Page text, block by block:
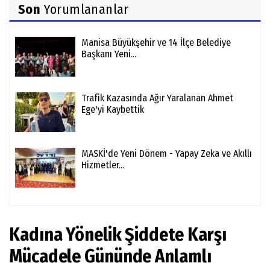
Son Yorumlananlar
Manisa Büyükşehir ve 14 İlçe Belediye
Başkanı Yeni...
Trafik Kazasında Ağır Yaralanan Ahmet
Ege'yi Kaybettik
MASKİ'de Yeni Dönem - Yapay Zeka ve Akıllı
Hizmetler...
Kadına Yönelik Şiddete Karşı
Mücadele Gününde Anlamlı